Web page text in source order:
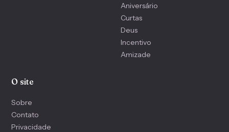
Aniversário
Curtas
Deus
Incentivo
Amizade
O site
Sobre
Contato
Privacidade